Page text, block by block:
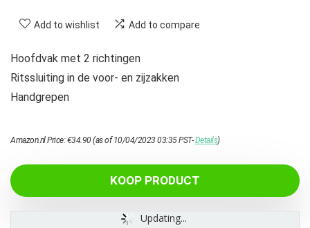
Add to wishlist Add to compare
Hoofdvak met 2 richtingen
Ritssluiting in de voor- en zijzakken
Handgrepen
Amazon.nl Price:€34.90(as of 10/04/2023 03:35 PST-Details)
KOOP PRODUCT
Updating...